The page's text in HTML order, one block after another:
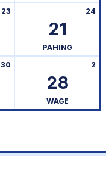
23
21
24
PAHING
30
28
2
WAGE